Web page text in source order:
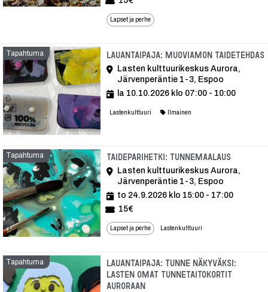
Lapset ja perhe
Tapahtuma Lauantaipaja: Muoviamon taidetehdas
Lasten kulttuurikeskus Aurora,
Järvenperäntie 1-3, Espoo
la 10.10.2026 klo 07:00 - 10:00
Lastenkulttuuri Ilmainen
Tapahtuma Taideparihetki: Tunnemaalaus
Lasten kulttuurikeskus Aurora,
Järvenperäntie 1-3, Espoo
to 24.9.2026 klo 15:00 - 17:00
15€
Lapset ja perhe Lastenkulttuuri
Tapahtuma
Lauantaipaja: Tunne näkyväksi:
Lasten omat tunnetaitokortit
Auroraan